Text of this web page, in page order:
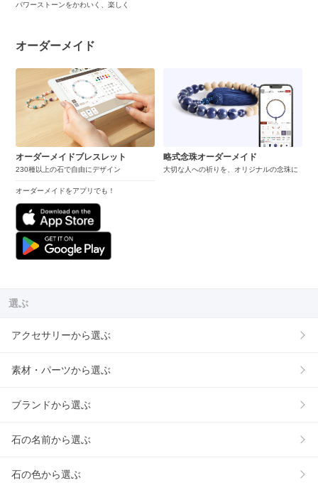
パワーストーンをかわいく、楽しく
オーダーメイド
オーダーメイドブレスレット
230種以上の石で自由にデザイン
オーダーメイドをアプリでも！
略式念珠オーダーメイド
大切な人への祈りを、オリジナルの念珠に
選ぶ
アクセサリーから選ぶ
素材・パーツから選ぶ
ブランドから選ぶ
石の名前から選ぶ
石の色から選ぶ